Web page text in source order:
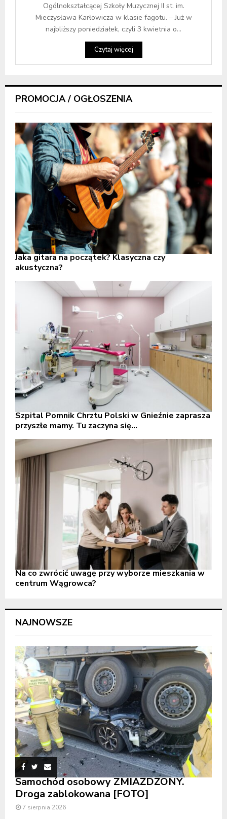
Ogólnokształcącej Szkoły Muzycznej II st. im.
Mieczysława Karłowicza w klasie fagotu. – Już w
najbliższy poniedziałek, czyli 3 kwietnia o...
Czytaj więcej
PROMOCJA / OGŁOSZENIA
Jaka gitara na początek? Klasyczna czy
akustyczna?
Szpital Pomnik Chrztu Polski w Gnieźnie zaprasza
przyszłe mamy. Tu zaczyna się...
Na co zwrócić uwagę przy wyborze mieszkania w
centrum Wągrowca?
NAJNOWSZE
Samochód osobowy ZMIAŻDŻONY.
Droga zablokowana [FOTO]
7 sierpnia 2026